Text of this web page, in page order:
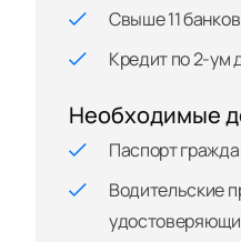
Свыше 11
Кредит по 2-ум
Необходимые
Паспорт
Водительские